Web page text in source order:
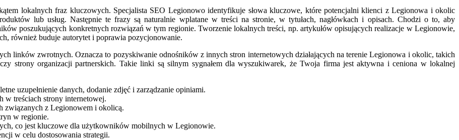
lokalnych fraz kluczowych. Specjalista SEO Legionowo identyfikuje słowa kluczowe, które potencjalni klienci z Legionowa i okolic
lub usług. Następnie te frazy są naturalnie wplatane w treści na stronie, w tytułach, nagłówkach i opisach. Chodzi o to, aby
poszukujących konkretnych rozwiązań w tym regionie. Tworzenie lokalnych treści, np. artykułów opisujących realizacje w Legionowie,
również buduje autorytet i poprawia pozycjonowanie.
linków zwrotnych. Oznacza to pozyskiwanie odnośników z innych stron internetowych działających na terenie Legionowa i okolic, takich
strony organizacji partnerskich. Takie linki są silnym sygnałem dla wyszukiwarek, że Twoja firma jest aktywna i ceniona w lokalnej
uzupełnienie danych, dodanie zdjęć i zarządzanie opiniami.
treściach strony internetowej.
związanych z Legionowem i okolicą.
w regionie.
co jest kluczowe dla użytkowników mobilnych w Legionowie.
w celu dostosowania strategii.